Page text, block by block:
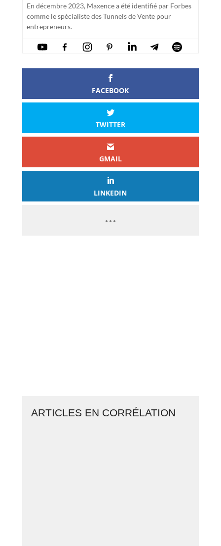
En décembre 2023, Maxence a été identifié par Forbes
comme le spécialiste des Tunnels de Vente pour
entrepreneurs.
FACEBOOK
TWITTER
GMAIL
LINKEDIN
ARTICLES EN CORRÉLATION